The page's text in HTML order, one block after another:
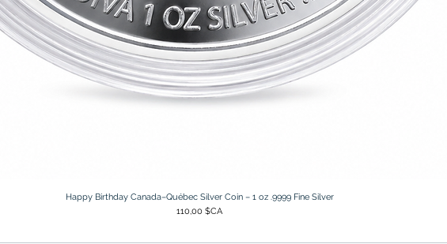
Happy Birthday Canada–Québec Silver Coin – 1 oz .9999 Fine Silver
Prix
110,00 $CA